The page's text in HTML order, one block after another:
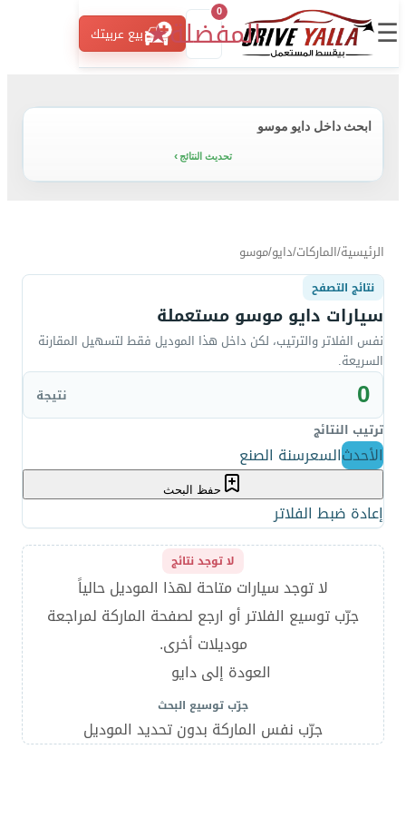
☰ المفضلة
0
★ بيع عربيتك
ابحث داخل دايو موسو
تحديث النتائج
الرئيسية/الماركات/دايو/موسو
نتائج التصفح
سيارات دايو موسو مستعملة
نفس الفلاتر والترتيب، لكن داخل هذا الموديل فقط لتسهيل المقارنة
السريعة.
0
نتيجة
ترتيب النتائج
الأحدثالسعرسنة الصنع
حفظ البحث
إعادة ضبط الفلاتر
لا توجد نتائج
لا توجد سيارات متاحة لهذا الموديل حالياً
جرّب توسيع الفلاتر أو ارجع لصفحة الماركة لمراجعة
موديلات أخرى.
العودة إلى دايو
جرّب توسيع البحث
جرّب نفس الماركة بدون تحديد الموديل